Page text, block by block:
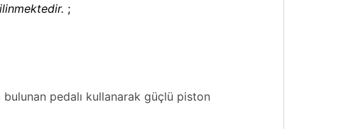
;
pedalı kullanarak güçlü piston